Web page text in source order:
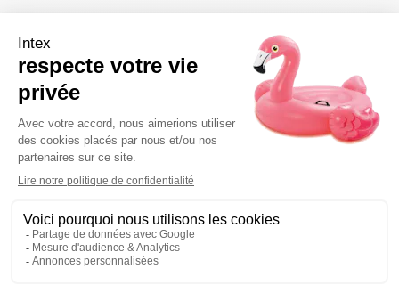
Détails techniques
Un service en France